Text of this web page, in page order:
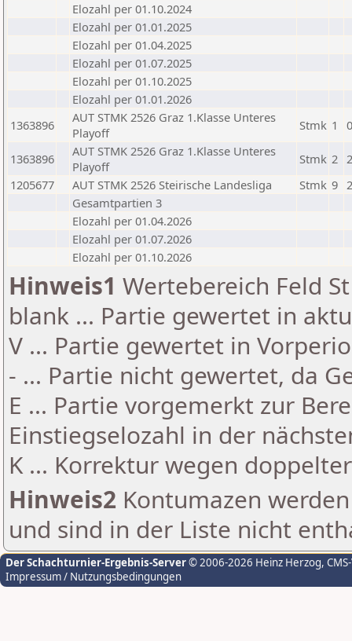
Elozahl per 01.10.2024
Elozahl per 01.01.2025
Elozahl per 01.04.2025
Elozahl per 01.07.2025
Elozahl per 01.10.2025
Elozahl per 01.01.2026
1363896
AUT STMK 2526 Graz 1.Klasse Unteres
Playoff
Stmk 1
1363896
AUT STMK 2526 Graz 1.Klasse Unteres
Playoff
Stmk 2
1205677
AUT STMK 2526 Steirische Landesliga Stmk 9
Gesamtpartien 3
Elozahl per 01.04.2026
Elozahl per 01.07.2026
Elozahl per 01.10.2026
Hinweis1 Wertebereich Feld
blank ... Partie gewertet in
V ... Partie gewertet in
- ... Partie nicht gewertet, da
E ... Partie vorgemerkt zur
Einstiegselozahl in der
K ... Korrektur wegen
Hinweis2 Kontumazen
und sind in der Liste nicht
Der Schachturnier-Ergebnis-Server© 2006-2026 Heinz Herzog,
Impressum / Nutzungsbedingungen